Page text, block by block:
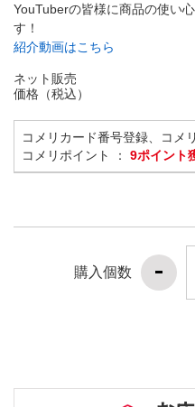
YouTuberの皆様に商品の使い
す！
紹介動画はこちら
ネット販売
価格（税込）
コメリカード番号登録、コメ
コメリポイント ： 9ポイント
購入個数